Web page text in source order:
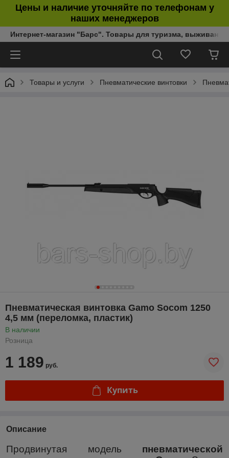
Цены и наличие уточняйте по телефонам у
наших менеджеров
Интернет-магазин "Барс". Товары для туризма,
Товары и услуги Пневматические винтовки
Пневматическая винтовка Gamo Socom 1250
4,5 мм (переломка, пластик)
В наличии
Розница
1 189 руб.
Купить
Описание
Продвинутая модель пневматической